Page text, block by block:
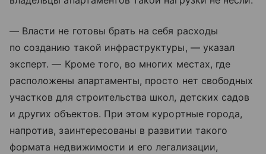
— Власти не готовы брать на себя расходы
по созданию такой инфраструктуры, — указал
эксперт. — Кроме того, во многих местах, где
расположены апартаменты, просто нет свободных
участков для строительства школ, детских садов
и других объектов. При этом курортные города,
напротив, заинтересованы в развитии такого
формата недвижимости и его легализации,